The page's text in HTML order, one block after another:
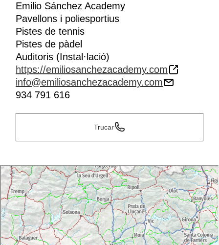
Emilio Sánchez Academy
Pavellons i poliesportius
Pistes de tennis
Pistes de pàdel
Auditoris (Instal·lació)
https://emiliosanchezacademy.com
info@emiliosanchezacademy.com
934 791 616
Trucar